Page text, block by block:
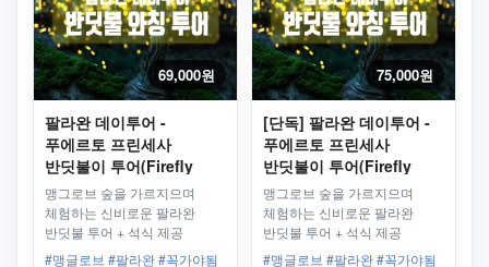
69,000원
팔라완 데이투어 -
푸에르토 프린세사
반딧불이 투어(Firefly
Watching), 석식포함
맹그로브 숲을 가르지으며
체험하는 신비로운 팔라완
반딧불 투어 + 석식 제공
#맹글로브 #팔라완 #꼭가야됨
75,000원
[단독] 팔라완 데이투어 -
푸에르토 프린세사
반딧불이 투어(Firefly
Watching), 석식포함
맹그로브 숲을 가르지으며
체험하는 신비로운 팔라완
반딧불 투어 + 석식 제공
#맹글로브 #팔라완 #꼭가야됨